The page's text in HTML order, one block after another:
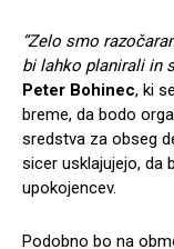
“Zelo smo
bi lahko planirali in
Peter Bohinec, ki
breme, da bodo
sredstva za obseg
sicer usklajujejo, da
upokojencev.
Podobno bo na